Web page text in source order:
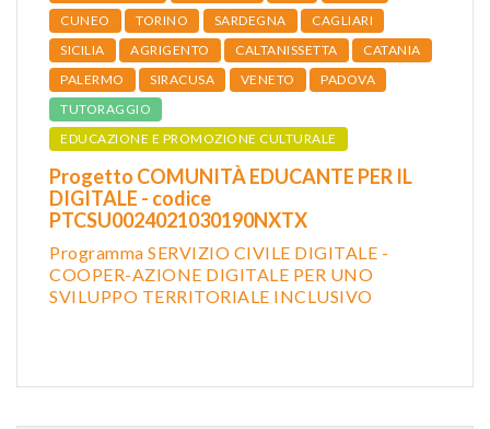
CUNEO
TORINO SARDEGNA
CAGLIARI
SICILIA
AGRIGENTO CALTANISSETTA
CATANIA
PALERMO
SIRACUSA VENETO
PADOVA
TUTORAGGIO
EDUCAZIONE E PROMOZIONE CULTURALE
Progetto COMUNITÀ EDUCANTE PER IL
DIGITALE - codice
PTCSU0024021030190NXTX
Programma SERVIZIO CIVILE DIGITALE -
COOPER-AZIONE DIGITALE PER UNO
SVILUPPO TERRITORIALE INCLUSIVO